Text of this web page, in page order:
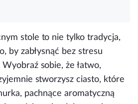
stole to nie tylko tradycja,
by zabłysnąć bez stresu
sobie, że łatwo,
stworzysz ciasto, które
pachnące aromatyczną